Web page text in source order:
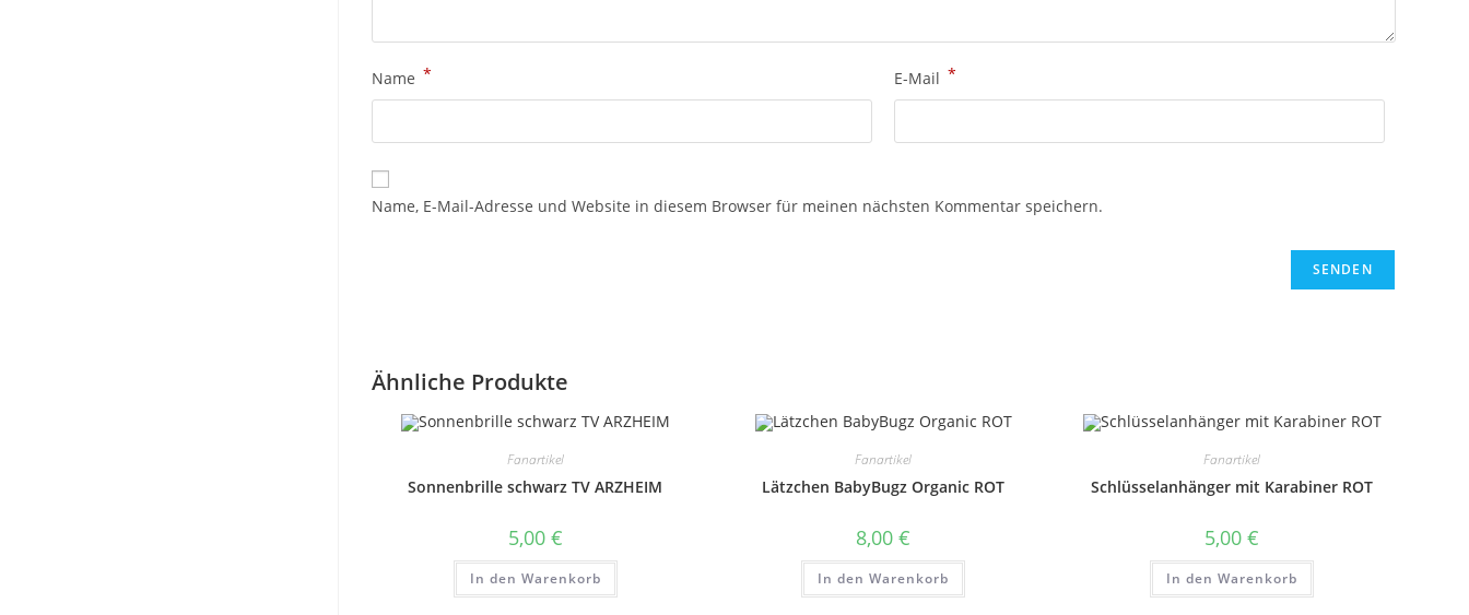
Name * E-Mail *
Name, E-Mail-Adresse und Website in diesem Browser für meinen nächsten Kommentar speichern.
Ähnliche Produkte
Fanartikel
Sonnenbrille schwarz TV ARZHEIM
5,00 €
In den Warenkorb
Fanartikel
Lätzchen BabyBugz Organic ROT
8,00€
In den Warenkorb
Fanartikel
Schlüsselanhänger mit Karabiner ROT
5,00€
In den Warenkorb